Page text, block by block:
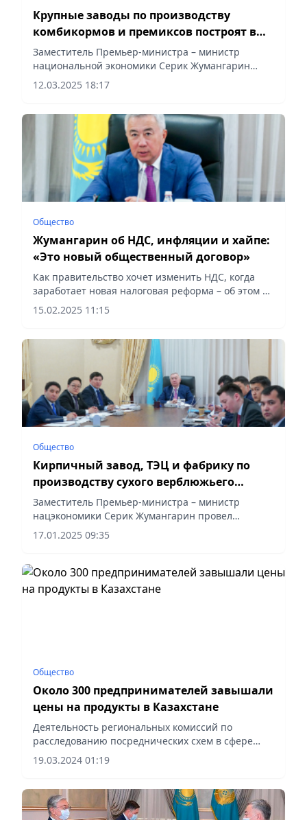
Крупные заводы по производству
комбикормов и премиксов построят в
Казахстане инвесторы из Венгрии
Заместитель Премьер-министра – министр
национальной экономики Серик Жумангарин
встретился с руководством венгерской компании
«UBM Group», сообщает Vecher.kz.
12.03.2025 18:17
Общество
Жумангарин об НДС, инфляции и хайпе:
«Это новый общественный договор»
Как правительство хочет изменить НДС, когда
заработает новая налоговая реформа – об этом и
другом рассказал вице-премьер
15.02.2025 11:15
Общество
Кирпичный завод, ТЭЦ и фабрику по
производству сухого верблюжьего
молока введут в Кызылорде
Заместитель Премьер-министра – министр
нацэкономики Серик Жумангарин провел
совещание, на котором рассмотрено
инвестиционное развитие Кызылординской
17.01.2025 09:35
Общество
Около 300 предпринимателей завышали
цены на продукты в Казахстане
Деятельность региональных комиссий по
расследованию посреднических схем в сфере
торговли рассмотрели на расширенном
совещании, проведенном по поручению Главы
19.03.2024 01:19